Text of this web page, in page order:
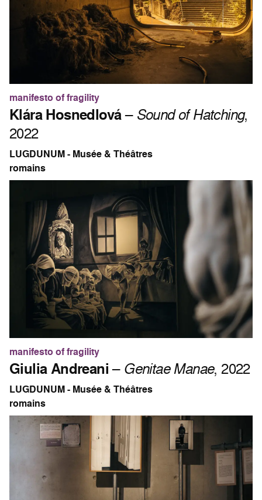
manifesto of fragility
Klára Hosnedlová– Sound of Hatching,
2022
LUGDUNUM - Musée & Théâtres
romains
manifesto of fragility
Giulia Andreani– Genitae Manae, 2022
LUGDUNUM - Musée & Théâtres
romains